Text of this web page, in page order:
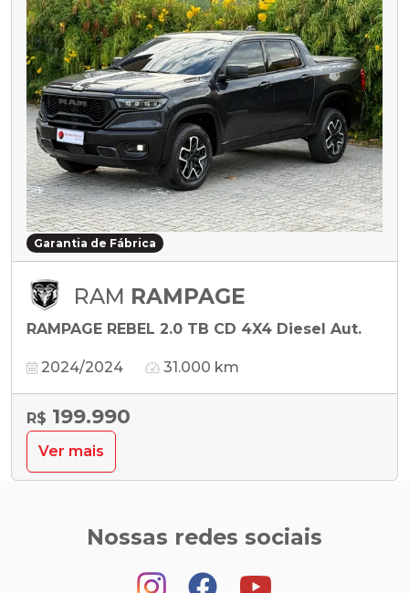
Garantia de Fábrica
RAM RAMPAGE
RAMPAGE REBEL 2.0 TB CD 4X4 Diesel Aut.
2024/2024 31.000 km
R$ 199.990
Ver mais
Nossas redes sociais